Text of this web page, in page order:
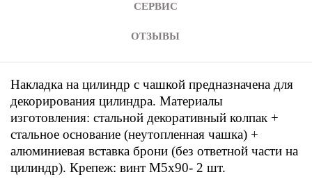
СЕРВИС
ОТЗЫВЫ
Накладка на цилиндр с чашкой предназначена для
декорирования цилиндра. Материалы
изготовления: стальной декоративный колпак +
стальное основание (неутопленная чашка) +
алюминиевая вставка брони (без ответной части на
цилиндр). Крепеж: винт М5х90- 2 шт.